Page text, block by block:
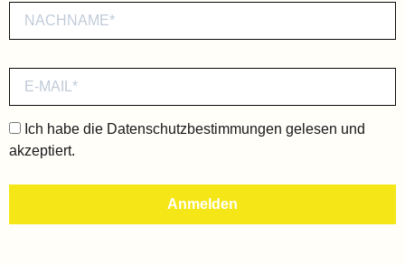
Ich habe die Datenschutzbestimmungen gelesen und
akzeptiert.